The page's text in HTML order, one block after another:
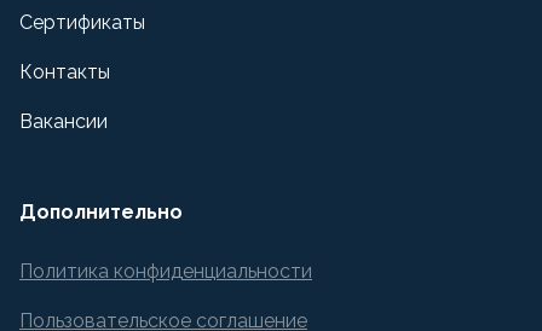
Сертификаты
Контакты
Вакансии
Дополнительно
Политика конфиденциальности
Пользовательское соглашение